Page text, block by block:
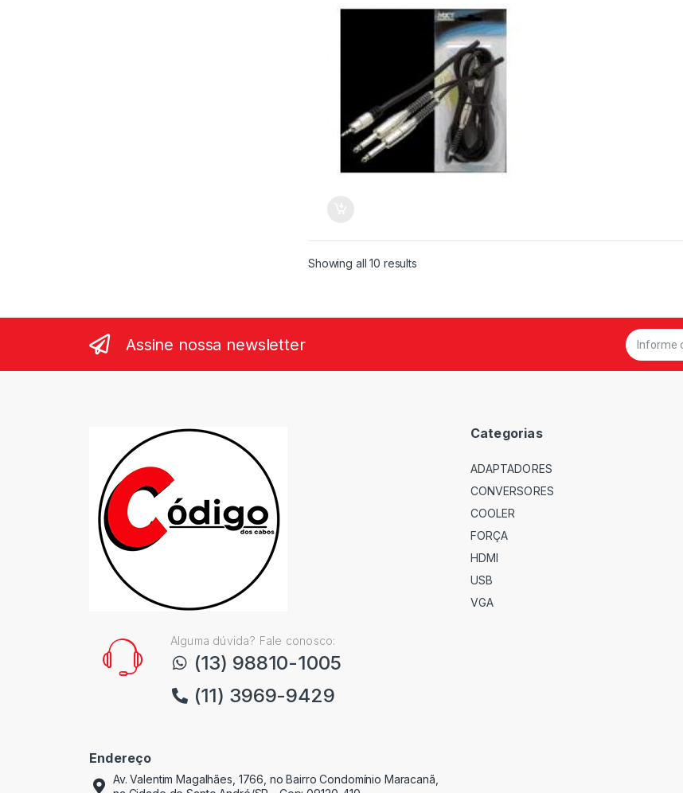
Showing all 10 results
Assine nossa newsletter
Alguma dúvida? Fale conosco:
(13) 98810-1005
(11) 3969-9429
Endereço
Av. Valentim Magalhães, 1766, no Bairro Condomínio Maracanã,
Categorias
ADAPTADORES
CONVERSORES
COOLER
FORÇA
HDMI
USB
VGA